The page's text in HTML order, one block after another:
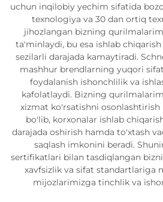
uchun inqilobiy yechim sifatida
texnologiya va 30 dan ortiq
jihozlangan bizning
ta'minlaydi, bu esa ishlab
sezilarli darajada kamaytiradi.
mashhur brendlarning yuqori
foydalanish ishonchlilik va
kafolatlaydi. Bizning
xizmat ko'rsatishni
bo'lib, korxonalar ishlab
darajada oshirish hamda to'xtash
saqlash imkonini beradi.
sertifikatlari bilan tasdiqlangan
xavfsizlik va sifat standartlariga
mijozlarimizga tinchlik va